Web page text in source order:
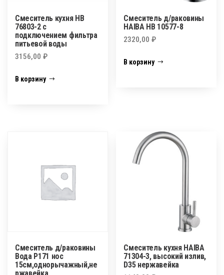
Смеситель кухня HB
76803-2 с
подключением фильтра
питьевой воды
3156,00 ₽
В корзину
Смеситель д/раковины
HAIBA HB 10577-8
2320,00₽
В корзину
Смеситель д/раковины
Вода Р171 нос
15см,однорычажный,не
Смеситель кухня HAIBA
71304-3, высокий излив,
D35 нержавейка